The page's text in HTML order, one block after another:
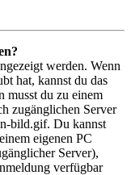
werden. Wenn
hat, kannst du das
musst du zu einem
zugänglichen Server
bild.gif. Du kannst
eigenen PC
Server),
verfügbar